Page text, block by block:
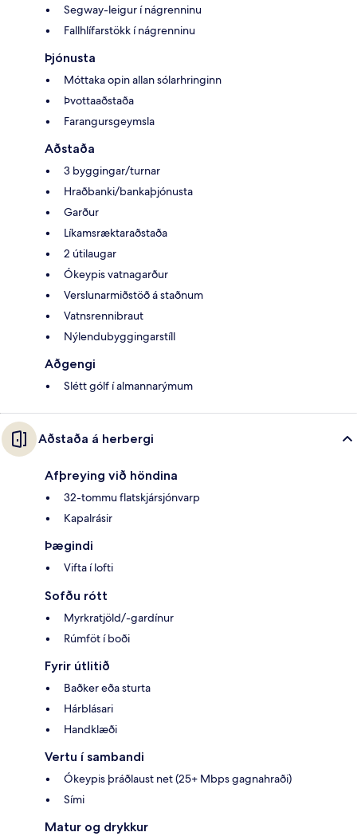
Segway-leigur í nágrenninu
Fallhlífarstökk í nágrenninu
Þjónusta
Móttaka opin allan sólarhringinn
Þvottaaðstaða
Farangursgeymsla
Aðstaða
3 byggingar/turnar
Hraðbanki/bankaþjónusta
Garður
Líkamsræktaraðstaða
2 útilaugar
Ókeypis vatnagarður
Verslunarmiðstöð á staðnum
Vatnsrennibraut
Nýlendubyggingarstíll
Aðgengi
Slétt gólf í almannarýmum
Aðstaða á herbergi
Afþreying við höndina
32-tommu flatskjársjónvarp
Kapalrásir
Þægindi
Vifta í lofti
Sofðu rótt
Myrkratjöld/-gardínur
Rúmföt í boði
Fyrir útlitið
Baðker eða sturta
Hárblásari
Handklæði
Vertu í sambandi
Ókeypis þráðlaust net (25+ Mbps gagnahraði)
Sími
Matur og drykkur